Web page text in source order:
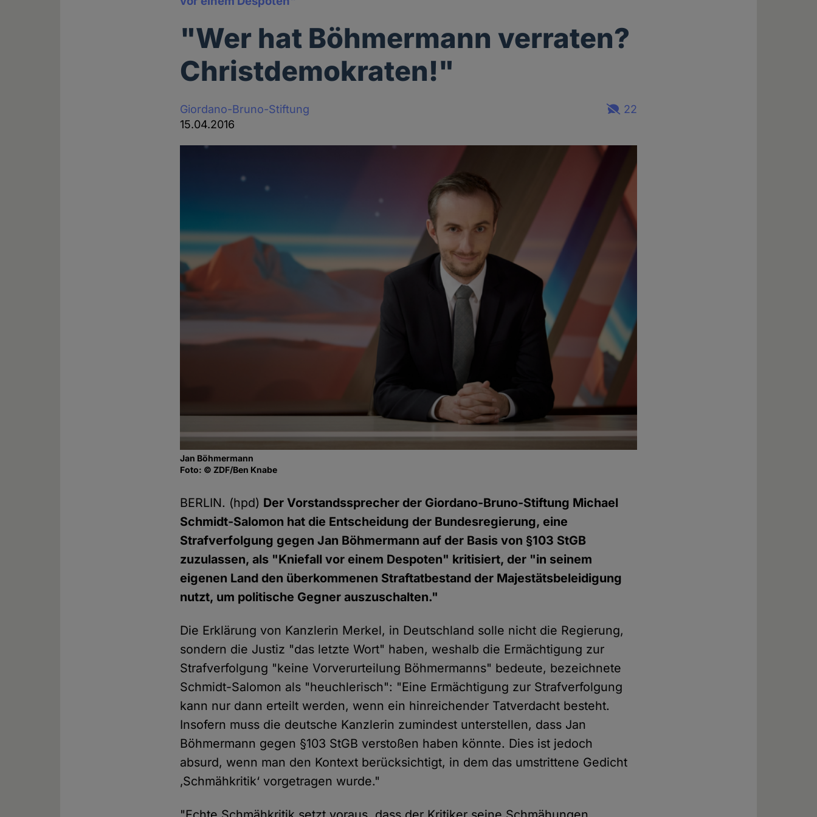
"Wer hat Böhmermann verraten?
Christdemokraten!"
Giordano-Bruno-Stiftung
15.04.2016
22
Jan Böhmermann
Foto: © ZDF/Ben Knabe
BERLIN. (hpd) Der Vorstandssprecher der Giordano-Bruno-Stiftung Michael
Schmidt-Salomon hat die Entscheidung der Bundesregierung, eine
Strafverfolgung gegen Jan Böhmermann auf der Basis von §103 StGB
zuzulassen, als "Kniefall vor einem Despoten" kritisiert, der "in seinem
eigenen Land den überkommenen Straftatbestand der Majestätsbeleidigung
nutzt, um politische Gegner auszuschalten."
Die Erklärung von Kanzlerin Merkel, in Deutschland solle nicht die Regierung,
sondern die Justiz "das letzte Wort" haben, weshalb die Ermächtigung zur
Strafverfolgung "keine Vorverurteilung Böhmermanns" bedeute, bezeichnete
Schmidt-Salomon als "heuchlerisch": "Eine Ermächtigung zur Strafverfolgung
kann nur dann erteilt werden, wenn ein hinreichender Tatverdacht besteht.
Insofern muss die deutsche Kanzlerin zumindest unterstellen, dass Jan
Böhmermann gegen §103 StGB verstoßen haben könnte. Dies ist jedoch
absurd, wenn man den Kontext berücksichtigt, in dem das umstrittene Gedicht
‚Schmähkritik‘ vorgetragen wurde."